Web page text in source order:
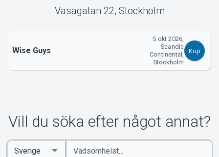
Om Tickster
Vasagatan 22, Stockholm
Wise Guys
5 okt 2026,
Scandic
Continental,
Stockholm
Köp
Vill du söka efter något annat?
Ange
Select